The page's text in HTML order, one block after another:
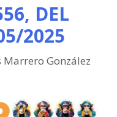
DEL
2025
Marrero González